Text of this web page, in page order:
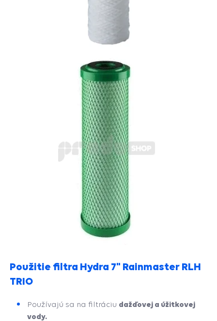
Použitie filtra Hydra 7" Rainmaster RLH
TRIO
Používajú sa na filtráciu dažďovej a úžitkovej
vody.